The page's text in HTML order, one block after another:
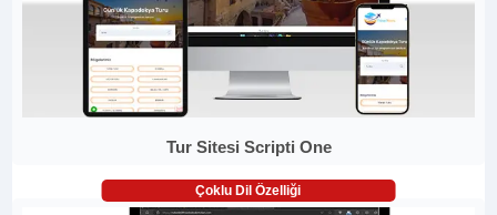
Tur Sitesi Scripti One
Çoklu Dil Özelliği